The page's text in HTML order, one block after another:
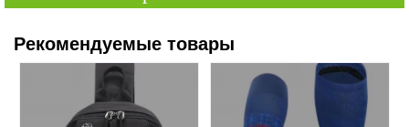
Рекомендуемые товары